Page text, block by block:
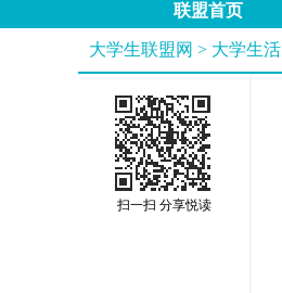
联盟首页
大学生联盟网 > 大学生活
扫一扫 分享悦读